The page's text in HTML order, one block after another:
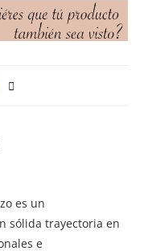
es un
sólida trayectoria en
e